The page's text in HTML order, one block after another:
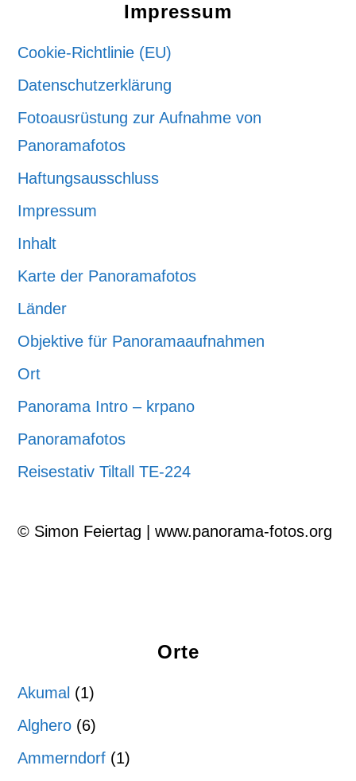
Impressum
Cookie-Richtlinie (EU)
Datenschutzerklärung
Fotoausrüstung zur Aufnahme von
Panoramafotos
Haftungsausschluss
Impressum
Inhalt
Karte der Panoramafotos
Länder
Objektive für Panoramaaufnahmen
Ort
Panorama Intro – krpano
Panoramafotos
Reisestativ Tiltall TE-224
© Simon Feiertag | www.panorama-fotos.org
Orte
Akumal (1)
Alghero (6)
Ammerndorf (1)